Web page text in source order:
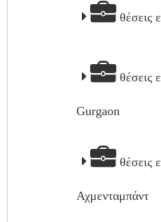
θέσεις
θέσεις
Gurgaon
θέσεις
Αχμενταμπάντ